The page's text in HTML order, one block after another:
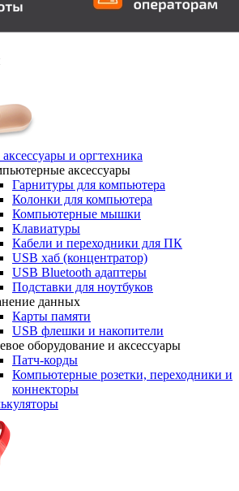
и оргтехника
аксессуары
Гарнитуры для компьютера
Колонки для компьютера
Компьютерные мышки
Клавиатуры
Кабели и переходники для ПК
USB хаб (концентратор)
USB Bluetooth адаптеры
Подставки для ноутбуков
данных
Карты памяти
USB флешки и накопители
оборудование и аксессуары
Патч-корды
Компьютерные розетки, переходники и
коннекторы